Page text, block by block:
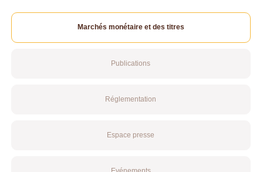
Marchés monétaire et des titres
Publications
Réglementation
Espace presse